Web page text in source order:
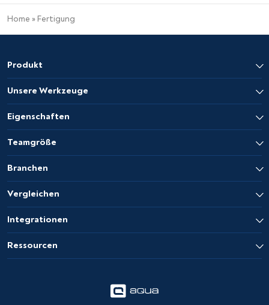
Home » Fertigung
Produkt
Unsere Werkzeuge
Eigenschaften
Teamgröße
Branchen
Vergleichen
Integrationen
Ressourcen